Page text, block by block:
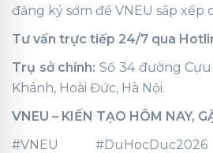
đăng ký sớm để VNEU sắp xếp
Tư vấn trực tiếp 24/7 qua
Trụ sở chính:Số 34 đường
Khánh, Hoài Đức, Hà Nội.
VNEU – KIẾN TẠO HÔM NAY,
#VNEU